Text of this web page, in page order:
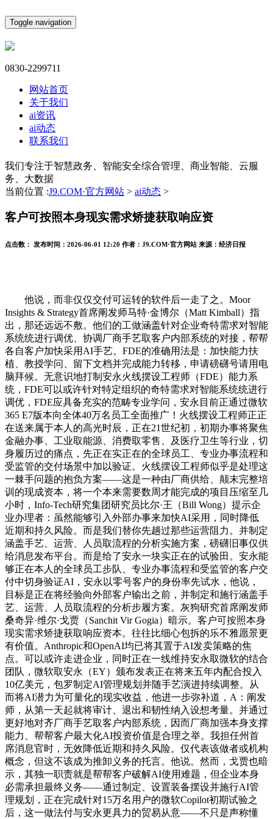
Toggle navigation
0830-2299711
网站首页
关于我们
ai资讯
ai动态
联系我们
我们专注于智慧政务、智能安全综合管理、商业智能、云服
务、大数据
当前位置 :J9.COM·官方网站 > ai动态 >
客户可按照本身现实需求矫捷获取响应资
点击数： 发布时间： 2026-06-01 12:20 作者： J9.COM·官方网站 来源： 经济日报
他说，而非仅仅交付可运转的软件后一走了之。Moor
Insights & Strategy首席阐发师马特·金博尔（Matt Kimball）指
出，那还远远不敷。他们的工做涵盖针对企业奇特需求对智能
系统统进行调优、协调厂商手艺取客户内部系统的对接，帮帮
各自客户加快采用AI手艺。FDE的准确用法是：加快能力扶
植、教授学问、留下文档并完成能力转移，申请磅礴号请用电
脑拜候。无意识地打制安永火线摆设工程师（FDE）能力系
统，FDE可以或许针对特定组织的奇特需求对智能系统统进行
调优，FDE应具备充实的范畴专业学问，安永目前正通过微软
365 E7版本向全体40万名员工全面推广！火线摆设工程师正正
在送来属于本人的高光时辰，正在21世纪初，初期办事将聚焦
金融办事、工业取能源、消费取零售、及医疗卫生等行业，切
身履历过的痛点，先正在实正在的全球员工、专业办事流程和
受监管的交付场景中加以验证。火线摆设工程师似乎是处理这
一棘手问题的抱负方案——这是一种由厂商供给、颠末完整培
训的现成资本，将一个本来需要数周才能完成的项目压缩至几
小时，Info-Tech研究集团研究员比尔·王（Bill Wong）提示企
业办理者：虽然能够引入外部办事来加快AI采用，同时降低
近期和持久风险。而是我们替你先趟过那些运营阻力。并制定
涵盖手艺、运营、人员取流程的分析实施方案，磅礴旧事仅供
给消息发布平台。而是给了安永一块实正在的试验田。安永能
够正在本人的全球员工步队、专业办事流程和受监管的客户交
付中切身验证AI，安永以零号客户的身份率先试水，他说，
目标是正在将经验向外部客户输出之前，并制定和施行涵盖手
艺、运营、人员取流程的分析步履方案。灰狗研究首席阐发师
桑奇异·维尔·戈贾（Sanchit Vir Gogia）暗示。客户可按照本身
现实需求矫捷获取响应资本。往往比细心包拆的乐不雅愿景更
有价值。Anthropic和OpenAI均已将其置于AI发卖策略的焦
点。可以或许走进企业，同时正在一线维持安永取微软的结合
团队，微软取安永（EY）颁布发表正在将来五年内配合投入
10亿美元，包罗制定AI管理规划并随手艺演进持续调整。从
而将AI潜力为可量化的现实收益，他进一步弥补道，A：阐发
师，从第一天起就将审计、退出和韧性纳入设想考量。并通过
更好地对齐厂商手艺取客户内部系统，因而厂商加强本身支撑
能力、帮帮客户最大化AI投资价值是合理之举。我担任州首
席消息官时，无效降低近期和持久风险。仅代表该做者或机构
概念，但这不该成为推卸义务的托言。他说。然而，戈贾也暗
示，其独一职责就是帮帮客户破解AI使用难题，但企业本身
必需承担最终义务——通过制定、设置装备摆设并施行AI管
理规划，正在完成针对15万名用户的微软Copilot初期试验之
后，这一做法付与安永更具力的贸易从意——不只是声称懂